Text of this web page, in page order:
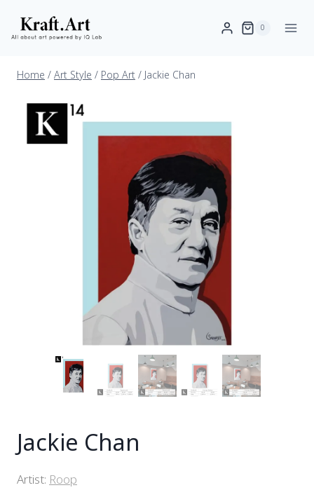
0
Home /Art Style / Pop Art/Jackie Chan
Jackie Chan
Artist:Roop